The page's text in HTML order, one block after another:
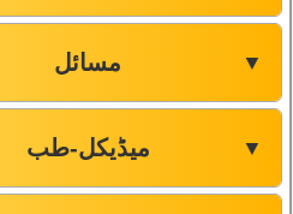
مسائل ▼
میڈیکل-طب ▼